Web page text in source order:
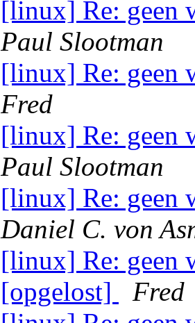
[linux] Re: geen
Paul Slootman
[linux] Re: geen
Fred
[linux] Re: geen
Paul Slootman
[linux] Re: geen
Daniel C. von
[linux] Re: geen
[opgelost]
Fred